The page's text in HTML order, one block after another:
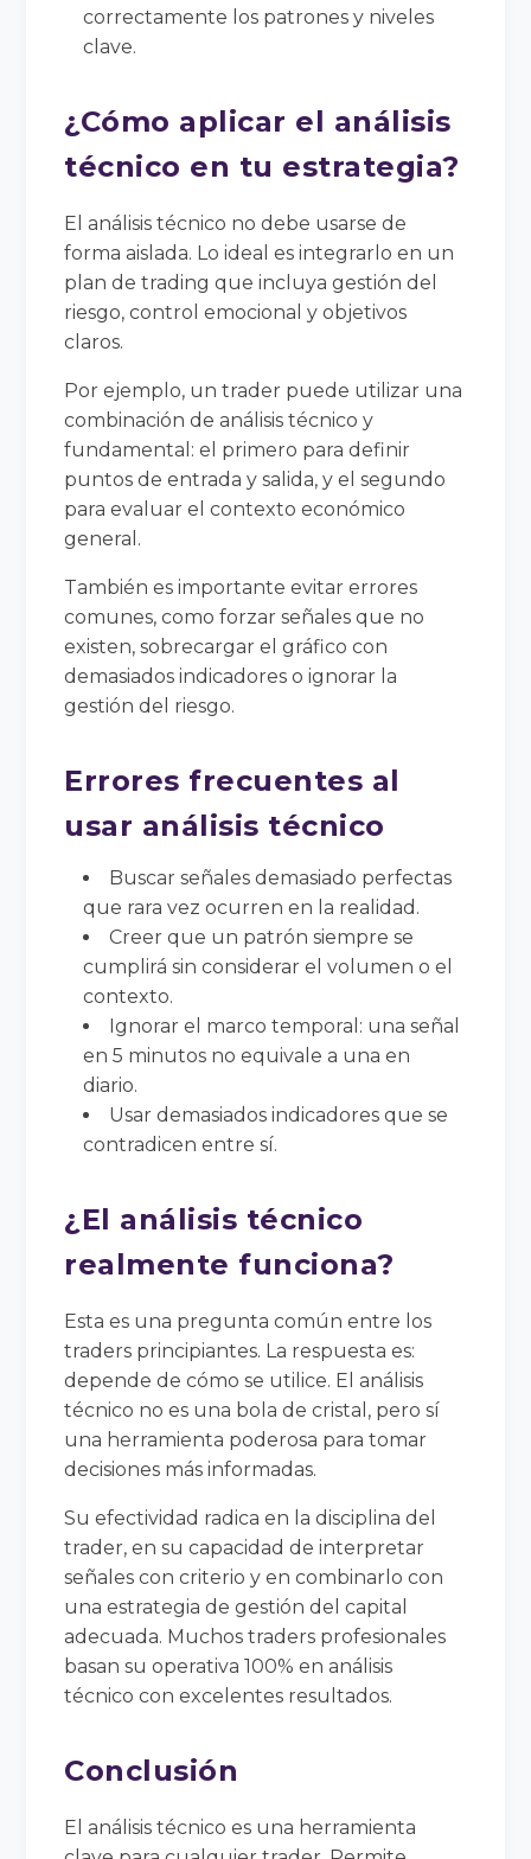
correctamente los patrones y niveles
clave.
¿Cómo aplicar el análisis
técnico en tu estrategia?
El análisis técnico no debe usarse de
forma aislada. Lo ideal es integrarlo en un
plan de trading que incluya gestión del
riesgo, control emocional y objetivos
claros.
Por ejemplo, un trader puede utilizar una
combinación de análisis técnico y
fundamental: el primero para definir
puntos de entrada y salida, y el segundo
para evaluar el contexto económico
general.
También es importante evitar errores
comunes, como forzar señales que no
existen, sobrecargar el gráfico con
demasiados indicadores o ignorar la
gestión del riesgo.
Errores frecuentes al
usar análisis técnico
Buscar señales demasiado perfectas
que rara vez ocurren en la realidad.
Creer que un patrón siempre se
cumplirá sin considerar el volumen o el
contexto.
Ignorar el marco temporal: una señal
en 5 minutos no equivale a una en
diario.
Usar demasiados indicadores que se
contradicen entre sí.
¿El análisis técnico
realmente funciona?
Esta es una pregunta común entre los
traders principiantes. La respuesta es:
depende de cómo se utilice. El análisis
técnico no es una bola de cristal, pero sí
una herramienta poderosa para tomar
decisiones más informadas.
Su efectividad radica en la disciplina del
trader, en su capacidad de interpretar
señales con criterio y en combinarlo con
una estrategia de gestión del capital
adecuada. Muchos traders profesionales
basan su operativa 100% en análisis
técnico con excelentes resultados.
Conclusión
El análisis técnico es una herramienta